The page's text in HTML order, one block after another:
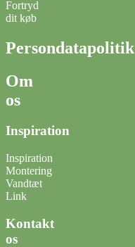
Fortryd
dit køb
Persondatapolitik
Om
os
Inspiration
Inspiration
Montering
Vandtæt
Link
Kontakt
os